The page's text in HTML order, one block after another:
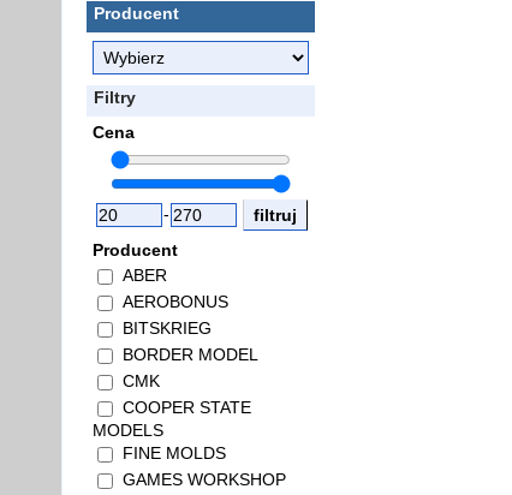
Producent
Filtry
Cena
-
Producent
ABER
AEROBONUS
BITSKRIEG
BORDER MODEL
CMK
COOPER STATE
MODELS
FINE MOLDS
GAMES WORKSHOP